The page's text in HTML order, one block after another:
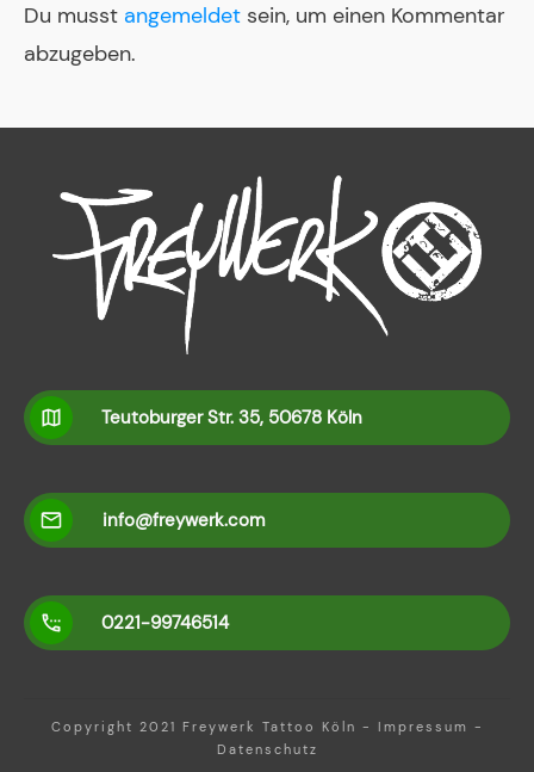
Du musst angemeldet sein, um einen Kommentar
abzugeben.
Teutoburger Str. 35, 50678 Köln
info@freywerk.com
0221-99746514
Copyright 2021 Freywerk Tattoo Köln - Impressum -
Datenschutz